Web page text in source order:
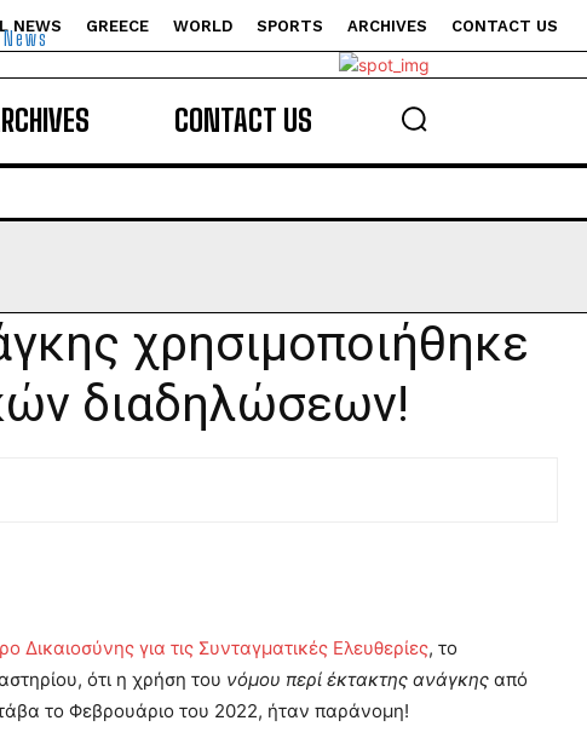
NEWS GREECE WORLD SPORTS ARCHIVES CONTACT US
CONTACT US
χρησιμοποιήθηκε
διαδηλώσεων!
Δικαιοσύνης για τις Συνταγματικές Ελευθερίες, το
ότι η χρήση του νόμου περί έκτακτης ανάγκης από
το Φεβρουάριο του 2022, ήταν παράνομη!